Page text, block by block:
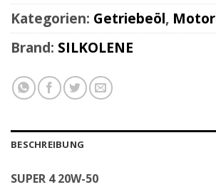
Kategorien: Getriebeöl,
Brand: SILKOLENE
BESCHREIBUNG
SUPER 4 20W-50